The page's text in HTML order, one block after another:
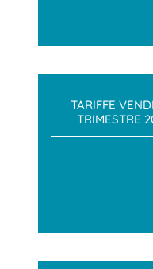
TARIFFE
TRIMESTRE